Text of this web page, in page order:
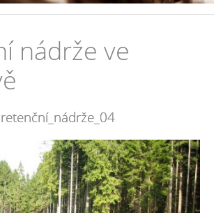
nádrže ve
retenční_nádrže_04